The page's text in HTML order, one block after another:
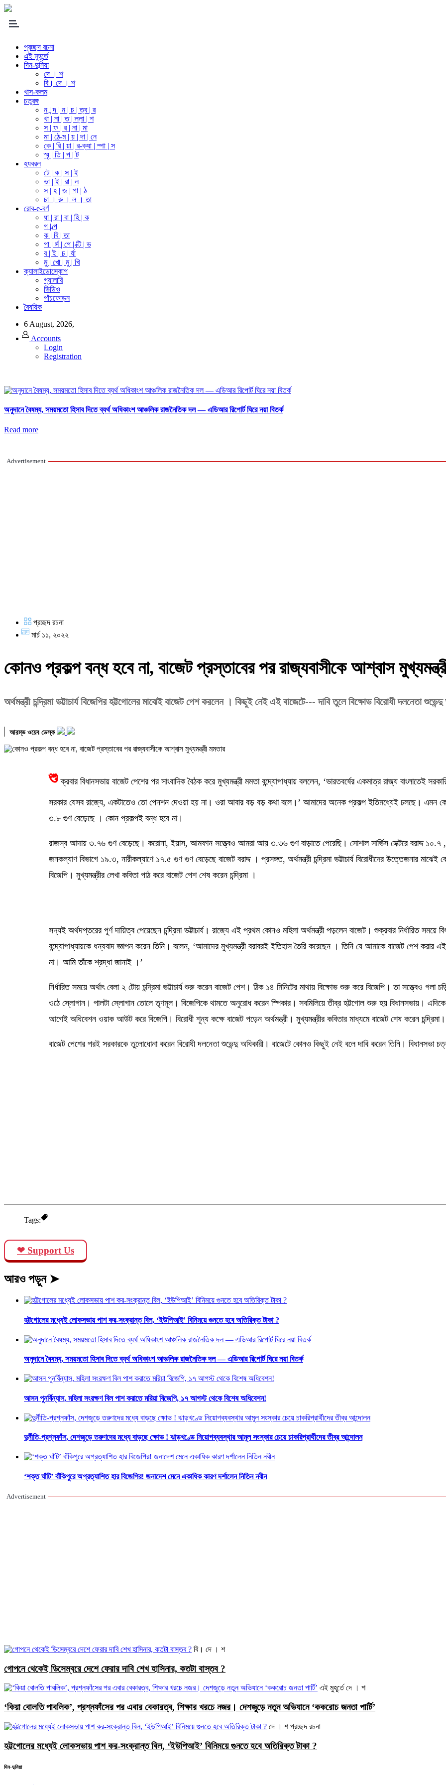
প্রচ্ছদ রচনা
এই মুহূর্তে
দিন-দুনিয়া
দে । শ
বি। দে । শ
খাস-কলম
চতুরঙ্গ
ন | ন্দ | ন | চ | ত্ব | র
খা | না | ত | ল্লা | শ
স | ফ | র | না | মা
মা | ঠে-ম | য় | দা | নে
কে | রি | য়া | র-ক্যা | ম্পা | স
স্মৃ | তি | প | ট
হযবরল
টে | ক | স | ই
ভা | ই | রা | ল
স | হ | জ | পা | ঠ
চা । রু । ল । তা
রোব-e-বর্ণ
ধা | রা | বা | হি | ক
গ | ল্প
ক | বি | তা
পা | র্স | পে | ক্টি | ভ
ব | ই | চ | র্যা
মু | খো | মু | খি
ক্যালাইডোস্কোপ
গ্যালারি
ভিডিও
পাঁচফোড়ন
বৈষয়িক
6 August, 2026,
Accounts
Login
Registration
অনুদানে বৈষম্য, সময়মতো হিসাব দিতে ব্যর্থ অধিকাংশ আঞ্চলিক রাজনৈতিক দল — এডিআর রিপোর্ট ঘিরে নয়া বিতর্ক
Read more
Advertisement
প্রচ্ছদ রচনা
মার্চ ১১, ২০২২
কোনও প্রকল্প বন্ধ হবে না, বাজেট প্রস্তাবের পর রাজ্যবাসীকে আশ্বাস
অর্থমন্ত্রী চন্দ্রিমা ভট্টাচার্য বিজেপির হট্টগোলের মাঝেই বাজেট পেশ করলেন । কিছুই নেই এই বাজেটে--- দাবি তুলে বিক্ষোভ বিরোধী দলনেতা
আরম্ভ ওয়েব ডেস্ক
শু ক্রবার বিধানসভায় বাজেট পেশের পর সাংবাদিক বৈঠক করে মুখ্যমন্ত্রী মমতা বন্দ্যোপাধ্যায় বললেন, ‘ভারতবর্ষের একমাত্র রাজ্য বাংলাতেই
সরকার যেসব রাজ্যে, একটাতেও তো পেনশন দেওয়া হয় না। ওরা আবার বড় বড় কথা বলে।’ আমাদের অনেক প্রকল্প ইতিমধ্যেই চলছে। এমন
৩.৮ গুণ বেড়েছে । কোন প্রকল্পই বন্ধ হবে না।
রাজস্ব আদায় ৩.৭৬ গুণ বেড়েছে। করোনা, ইয়াস, আমফান সত্ত্বেও আমরা আয় ৩.৩৬ গুণ বাড়াতে পেরেছি। সোশাল সার্ভিস সেক্টরে বরাদ্দ
জনকল্যাণ বিভাগে ১৯.৩, নারীকল্যাণে ১৭.৫ গুণ গুণ বেড়েছে বাজেট বরাদ্দ । প্রসঙ্গত, অর্থমন্ত্রী চন্দ্রিমা ভট্টাচার্য বিরোধীদের উত্তেজনার
বিজেপি। মুখ্যমন্ত্রীর লেখা কবিতা পাঠ করে বাজেট পেশ শেষ করেন চন্দ্রিমা ।
সদ্যই অর্থদপ্তরের পূর্ণ দায়িত্ব পেয়েছেন চন্দ্রিমা ভট্টাচার্য। রাজ্যে এই প্রথম কোনও মহিলা অর্থমন্ত্রী পড়লেন বাজেট। শুক্রবার নির্ধারিত সময়ে
বন্দ্যোপাধ্যায়কে ধন্যবাদ জ্ঞাপন করেন তিনি। বলেন, ‘আমাদের মুখ্যমন্ত্রী বরাবরই ইতিহাস তৈরি করেছেন । তিনি যে আমাকে বাজেট পেশ
না। আমি তাঁকে শ্রদ্ধা জানাই ।’
নির্ধারিত সময়ে অর্থাৎ বেলা ২ টোয় চন্দ্রিমা ভট্টাচার্য শুরু করেন বাজেট পেশ। ঠিক ১৪ মিনিটের মাথায় বিক্ষোভ শুরু করে বিজেপি। তা সত্ত্বেও
ওঠে স্লোগান। পালটা স্লোগান তোলে তৃণমূল। বিজেপিকে থামতে অনুরোধ করেন স্পিকার। সবমিলিয়ে তীব্র হট্টগোল শুরু হয় বিধানসভায়। এদিকে
আগেই অধিবেশন ওয়াক আউট করে বিজেপি। বিরোধী শূন্য কক্ষে বাজেট পড়েন অর্থমন্ত্রী। মু্খ্যমন্ত্রীর কবিতার মাধ্যমে বাজেট শেষ করেন
বাজেট পেশের পরই সরকারকে তুলোধোনা করেন বিরোধী দলনেতা শুভেন্দু অধিকারী। বাজেটে কোনও কিছুই নেই বলে দাবি করেন তিনি। বিধানসভা
Tags:
❤ Support Us
আরও পড়ুন ➤
হট্টগোলের মধ্যেই লোকসভায় পাশ কর-সংক্রান্ত বিল, ‘ইউপিআই’ বিনিময়ে গুনতে হবে অতিরিক্ত টাকা ?
অনুদানে বৈষম্য, সময়মতো হিসাব দিতে ব্যর্থ অধিকাংশ আঞ্চলিক রাজনৈতিক দল — এডিআর রিপোর্ট ঘিরে নয়া বিতর্ক
আসন পুনর্বিন্যাস, মহিলা সংরক্ষণ বিল পাশ করাতে মরিয়া বিজেপি, ১৭ আগস্ট থেকে বিশেষ অধিবেশন!
দুর্নীতি-প্রশ্নফাঁস, দেশজুড়ে তরুণদের মধ্যে বাড়ছে ক্ষোভ ! ঝাড়খণ্ডে নিয়োগব্যবস্থার আমূল সংস্কার চেয়ে চাকরিপ্রার্থীদের তীব্র আন্দোলন
‘শক্ত ঘাঁটি’ বাঁকিপুরে অপ্রত্যাশিত হার বিজেপির! জনাদেশ মেনে একাধিক কারণ দর্শালেন নিতিন নবীন
Advertisement
বি। দে । শ
গোপনে থেকেই ডিসেম্বরে দেশে ফেরার দাবি শেখ হাসিনার, কতটা বাস্তব ?
এই মুহূর্তে দে । শ
‘কিয়া বোলতি পাবলিক’, প্রশ্নফাঁসের পর এবার বেকারত্ব, শিক্ষার খরচে নজর। দেশজুড়ে নতুন অভিযানে ‘ককরোচ জনতা পার্টি’
দে । শ প্রচ্ছদ রচনা
হট্টগোলের মধ্যেই লোকসভায় পাশ কর-সংক্রান্ত বিল, ‘ইউপিআই’ বিনিময়ে গুনতে হবে অতিরিক্ত টাকা ?
দিন-দুনিয়া